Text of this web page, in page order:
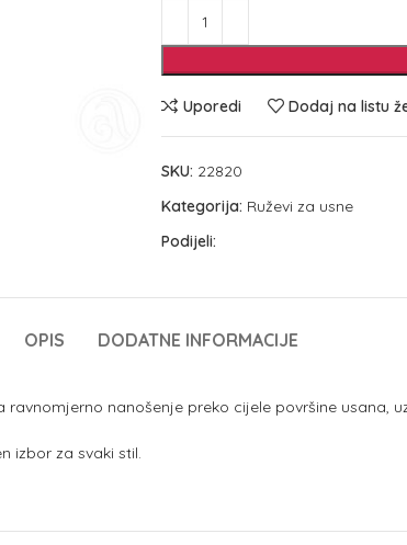
Uporedi Dodaj na listu
SKU: 22820
Kategorija: Ruževi za usne
Podijeli:
OPIS DODATNE INFORMACIJE
nanošenje preko cijele površine usana,
izbor za svaki stil.